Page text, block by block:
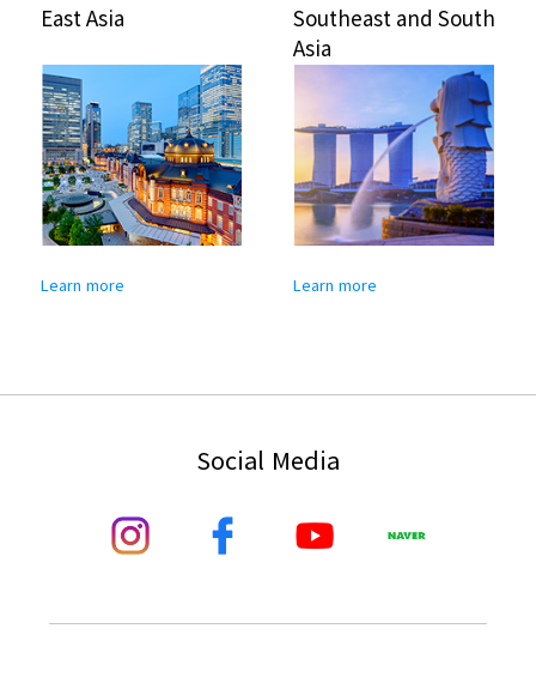
East Asia
Learn more
Southeast and South
Asia
Learn more
Social Media